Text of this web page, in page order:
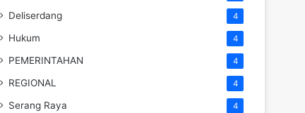
Deliserdang 4
Hukum 4
PEMERINTAHAN 4
REGIONAL 4
Serang Raya 4